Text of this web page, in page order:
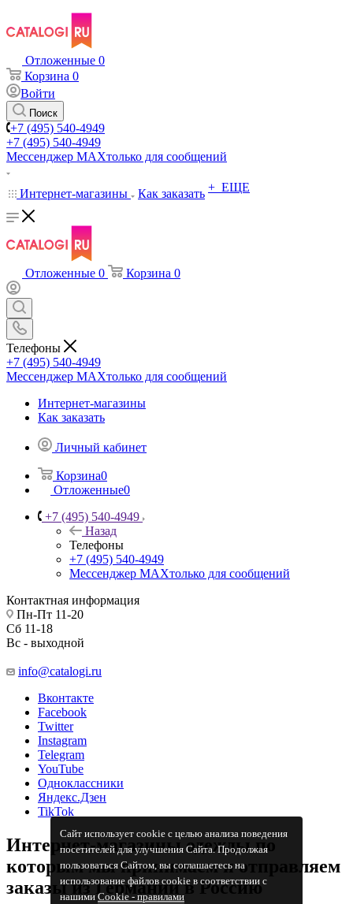
Сайт использует cookie с целью анализа поведения
посетителей для улучшения Сайта. Продолжая
пользоваться Сайтом, вы соглашаетесь на
использование файлов cookie в соответствии с
нашимиCookiе - правилами
Отложенные 0
Корзина 0
Войти
Поиск
+7 (495) 540-4949
+7 (495) 540-4949
Мессенджер МАХтолько для сообщений
Интернет-магазины Как заказать + ЕЩЕ
Отложенные 0 Корзина 0
Телефоны
+7 (495) 540-4949
Мессенджер МАХтолько для сообщений
Интернет-магазины
Как заказать
Личный кабинет
Корзина0
Отложенные0
+7 (495) 540-4949
Назад
Телефоны
+7 (495) 540-4949
Мессенджер МАХтолько для сообщений
Контактная информация
Пн-Пт 11-20
Сб 11-18
Вс - выходной
info@catalogi.ru
Вконтакте
Facebook
Twitter
Instagram
Telegram
YouTube
Одноклассники
Яндекс.Дзен
TikTok
Интернет-магазины одежды по
которым мы принимаем и отправляем
заказы из Германии в Россию